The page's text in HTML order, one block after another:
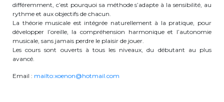
Garderie Uccle
+32 (0)2 375 31 35
garderie@apeee-bxl1-services.be
différemment, c’est pourquoi sa méthode s’adapte à la sensibilité, au
rythme et aux objectifs de chacun.
La théorie musicale est intégrée naturellement à la pratique, pour
développer l’oreille, la compréhension harmonique et l’autonomie
musicale, sans jamais perdre le plaisir de jouer.
Les cours sont ouverts à tous les niveaux, du débutant au plus
avancé.
Email : mailto:xoenon@hotmail.com